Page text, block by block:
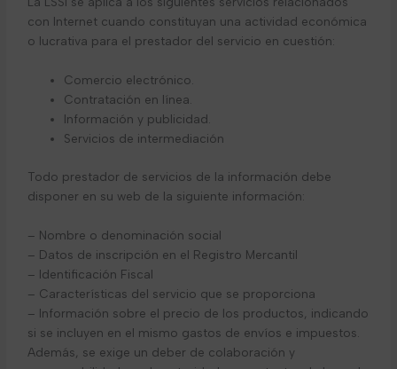
con Internet cuando constituyan una actividad económica
o lucrativa para el prestador del servicio en cuestión:
Comercio electrónico.
Contratación en línea.
Información y publicidad.
Servicios de intermediación
Todo prestador de servicios de la información debe
disponer en su web de la siguiente información:
– Nombre o denominación social
– Datos de inscripción en el Registro Mercantil
– Identificación Fiscal
– Características del servicio que se proporciona
– Información sobre el precio de los productos, indicando
si se incluyen en el mismo gastos de envíos e impuestos.
Además, se exige un deber de colaboración y